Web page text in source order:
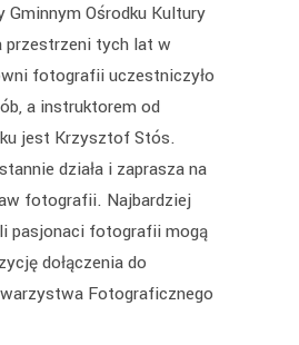
Gminnym Ośrodku Kultury
przestrzeni tych lat w
fotografii uczestniczyło
a instruktorem od
jest Krzysztof Stós.
działa i zaprasza na
fotografii. Najbardziej
pasjonaci fotografii mogą
dołączenia do
Fotograficznego